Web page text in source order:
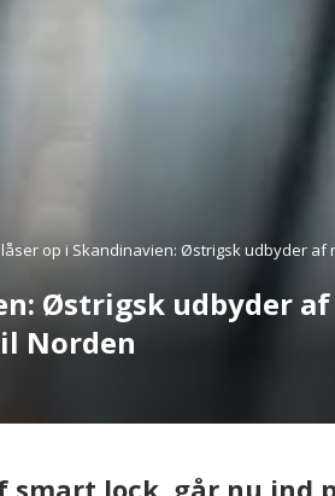
op i Skandinavien: Østrigsk udbyder
Østrigsk udbyder
Norden
smart lock, går nu ind